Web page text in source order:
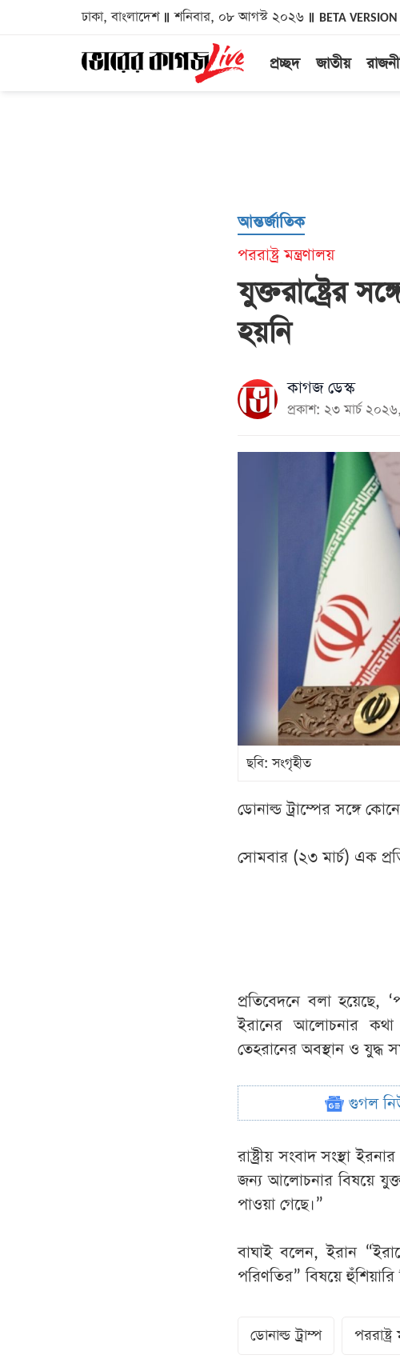
ঢাকা, বাংলাদেশ শনিবার, ০৮ আগস্ট ২০২৬ BETA VERSION
প্রচ্ছদ জাতীয়
আন্তর্জাতিক
পররাষ্ট্র মন্ত্রণালয়
যুক্তরাষ্ট্রের
হয়নি
কাগজ ডেস্ক
প্রকাশ: ২৩ মার্চ
ছবি: সংগৃহীত
ডোনাল্ড ট্রাম্পের সঙ্গে
সোমবার (২৩ মার্চ) এক
প্রতিবেদনে বলা হয়েছে,
ইরানের আলোচনার কথা
তেহরানের অবস্থান ও যুদ্ধ
গুগল
রাষ্ট্রীয় সংবাদ সংস্থা
জন্য আলোচনার বিষয়ে
পাওয়া গেছে।”
বাঘাই বলেন, ইরান
পরিণতির” বিষয়ে হুঁশিয়ারি
ডোনাল্ড ট্রাম্প পররাষ্ট্র